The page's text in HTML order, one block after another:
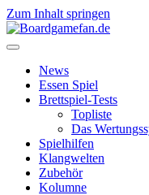
Zum Inhalt springen
News
Essen Spiel
Brettspiel-Tests
Topliste
Das
Spielhilfen
Klangwelten
Zubehör
Kolumne